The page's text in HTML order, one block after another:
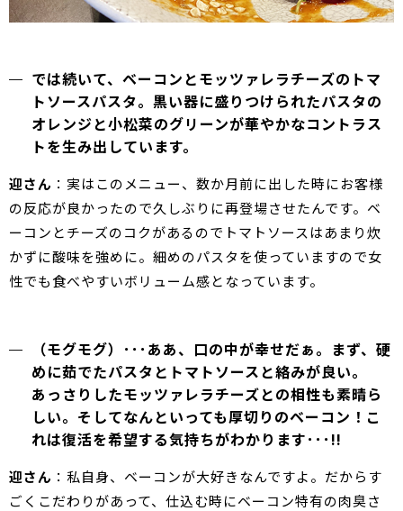
では続いて、ベーコンとモッツァレラチーズのトマ
トソースパスタ。黒い器に盛りつけられたパスタの
オレンジと小松菜のグリーンが華やかなコントラス
トを生み出しています。
迎さん ：実はこのメニュー、数か月前に出した時にお客様
の反応が良かったので久しぶりに再登場させたんです。ベ
ーコンとチーズのコクがあるのでトマトソースはあまり炊
かずに酸味を強めに。細めのパスタを使っていますので女
性でも食べやすいボリューム感となっています。
（モグモグ）･･･ああ、口の中が幸せだぁ。まず、硬
めに茹でたパスタとトマトソースと絡みが良い。
あっさりしたモッツァレラチーズとの相性も素晴ら
しい。そしてなんといっても厚切りのベーコン！こ
れは復活を希望する気持ちがわかります･･･!!
迎さん ：私自身、ベーコンが大好きなんですよ。だからす
ごくこだわりがあって、仕込む時にベーコン特有の肉臭さ